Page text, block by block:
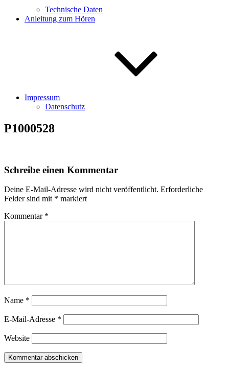
Technische Daten
Anleitung zum Hören
Impressum
Datenschutz
P1000528
Schreibe einen Kommentar
Deine E-Mail-Adresse wird nicht veröffentlicht. Erforderliche
Felder sind mit * markiert
Kommentar *
Name *
E-Mail-Adresse *
Website